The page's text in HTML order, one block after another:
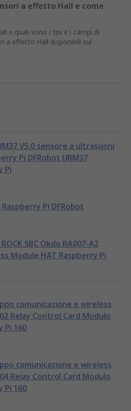
a effetto Hall e come
e quali sono i tipi e i campi di
a effetto Hall disponibili sul
V5.0 sensore a ultrasuoni
Pi DFRobot URM37
Pi
Pi DFRobot
SBC Okdo RA007-A2
Module HAT Raspberry Pi
comunicazione e wireless
Relay Control Card Modulo
Pi 160
comunicazione e wireless
Relay Control Card Modulo
Pi 160